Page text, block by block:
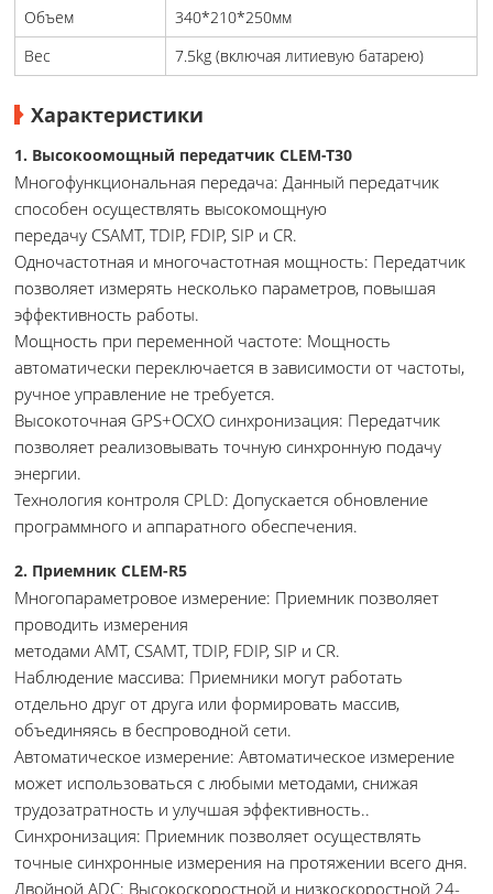
Объем
340*210*250мм
Вес
7.5kg (включая литиевую батарею)
Характеристики
1. Высокоомощный передатчик CLEM-T30
Многофункциональная передача: Данный передатчик
способен осуществлять высокомощную
передачу CSAMT, TDIP, FDIP, SIP и CR.
Одночастотная и многочастотная мощность: Передатчик
позволяет измерять несколько параметров, повышая
эффективность работы.
Мощность при переменной частоте: Мощность
автоматически переключается в зависимости от частоты,
ручное управление не требуется.
Высокоточная GPS+OCXO синхронизация: Передатчик
позволяет реализовывать точную синхронную подачу
энергии.
Технология контроля CPLD: Допускается обновление
программного и аппаратного обеспечения.
2. Приемник CLEM-R5
Многопараметровое измерение: Приемник позволяет
проводить измерения
методами AMT, CSAMT, TDIP, FDIP, SIP и CR.
Наблюдение массива: Приемники могут работать
отдельно друг от друга или формировать массив,
объединяясь в беспроводной сети.
Автоматическое измерение: Автоматическое измерение
может использоваться с любыми методами, снижая
трудозатратность и улучшая эффективность..
Синхронизация: Приемник позволяет осуществлять
точные синхронные измерения на протяжении всего дня.
Двойной ADC: Высокоскоростной и низкоскоростной 24-